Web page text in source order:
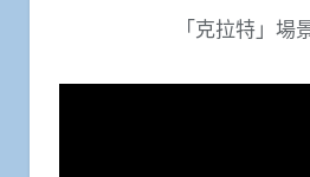
「克拉特」場